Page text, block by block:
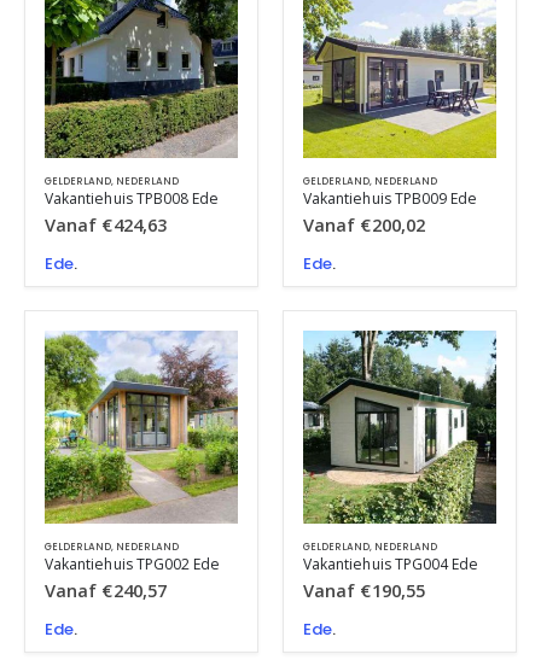
GELDERLAND, NEDERLAND
Vakantiehuis TPB008 Ede
Vanaf €424,63
Ede.
GELDERLAND, NEDERLAND
Vakantiehuis TPB009 Ede
Vanaf €200,02
Ede.
GELDERLAND, NEDERLAND
Vakantiehuis TPG002 Ede
Vanaf €240,57
Ede.
GELDERLAND, NEDERLAND
Vakantiehuis TPG004 Ede
Vanaf €190,55
Ede.